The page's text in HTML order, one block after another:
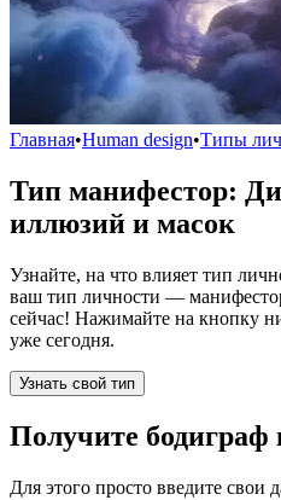
Главная•Human design•Типы
Тип манифестор:
иллюзий и масок
Узнайте, на что влияет тип
ваш тип личности —
сейчас! Нажимайте на кнопку
уже сегодня.
Узнать свой тип
Получите
Для этого просто введите